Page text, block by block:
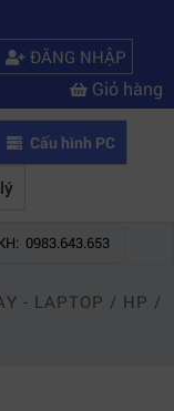
ĐĂNG NHẬP
Giỏ hàng
Cấu hình PC
0983.643.653
- LAPTOP / HP /